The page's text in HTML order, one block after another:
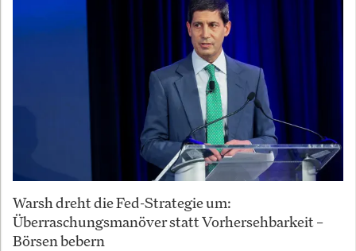
Warsh dreht die Fed-Strategie um:
Überraschungsmanöver statt Vorhersehbarkeit –
Börsen bebern